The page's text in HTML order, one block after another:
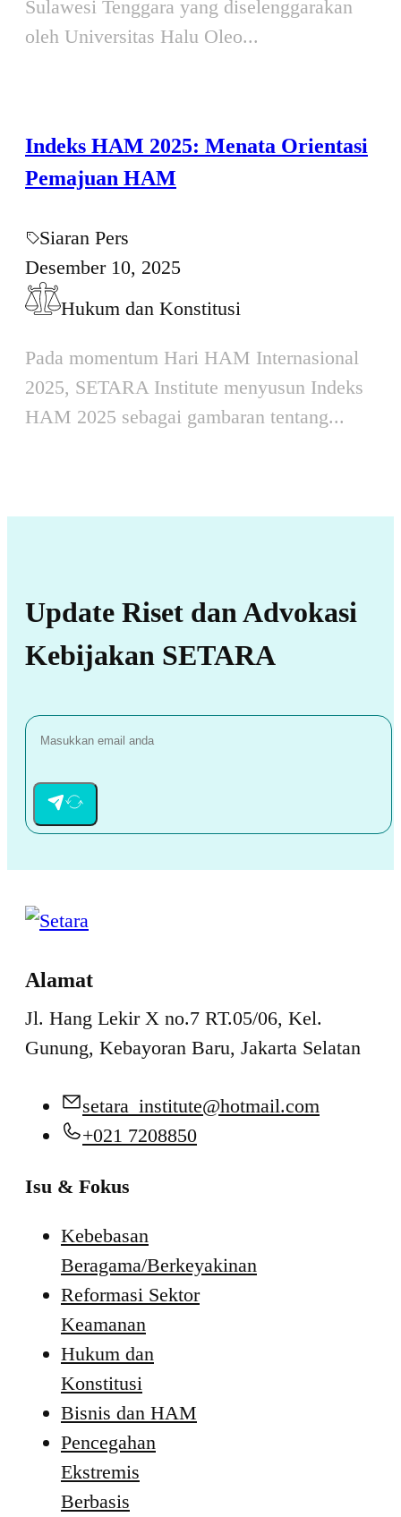
Sulawesi Tenggara yang diselenggarakan
oleh Universitas Halu Oleo...
Indeks HAM 2025: Menata Orientasi
Pemajuan HAM
Siaran Pers
Desember 10, 2025
Hukum dan Konstitusi
Pada momentum Hari HAM Internasional
2025, SETARA Institute menyusun Indeks
HAM 2025 sebagai gambaran tentang...
Update Riset dan Advokasi
Kebijakan SETARA
Alamat
Jl. Hang Lekir X no.7 RT.05/06, Kel.
Gunung, Kebayoran Baru, Jakarta Selatan
setara_institute@hotmail.com
+021 7208850
Isu & Fokus
Kebebasan
Beragama/Berkeyakinan
Reformasi Sektor
Keamanan
Hukum dan
Konstitusi
Bisnis dan HAM
Pencegahan
Ekstremis
Berbasis